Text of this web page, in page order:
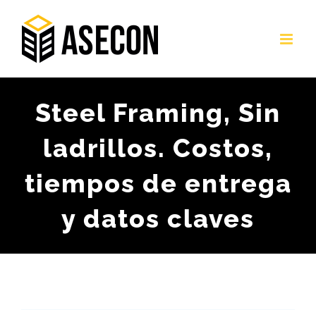
content
Steel Framing, Sin
ladrillos. Costos,
tiempos de entrega
y datos claves